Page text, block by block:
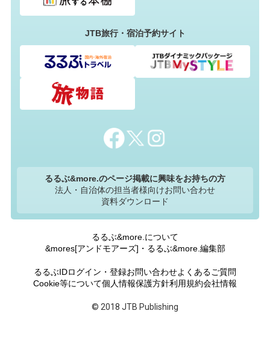
JTB旅行・宿泊予約サイト
るるぶ&more.のページ掲載に興味をお持ちの方
法人・自治体の担当者様向けお問い合わせ
資料ダウンロード
るるぶ&more.について
&mores[アンドモアーズ]・るるぶ&more.編集部
るるぶIDログイン・登録お問い合わせよくあるご質問
Cookie等について個人情報保護方針利用規約会社情報
© 2018 JTB Publishing